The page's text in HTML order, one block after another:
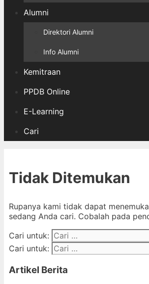
Alumni
Direktori Alumni
Info Alumni
Kemitraan
PPDB Online
E-Learning
Cari
Tidak Ditemukan
Rupanya kami tidak dapat
sedang Anda cari. Cobalah pada
Cari untuk:
Cari untuk:
Artikel Berita